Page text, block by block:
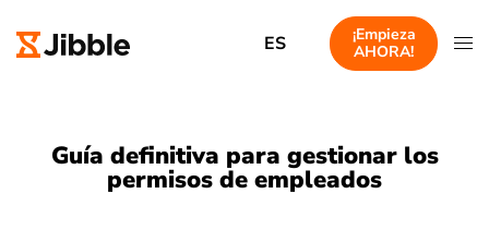
ES
¡Empieza
AHORA!
Guía definitiva para gestionar los
permisos de empleados